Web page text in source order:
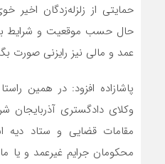
حمایتی از زلزله‌زدگان
حال حسب موقعیت و شرایط
عمد و مالی نیز رایزنی صورت
پاشازاده افزود: در همین
وکلای دادگستری آذربایجان
مقامات قضایی و ستاد دیه
محکومان جرایم غیرعمد و